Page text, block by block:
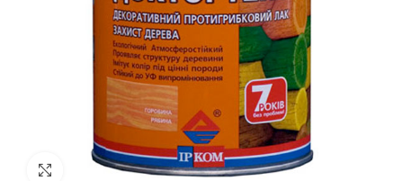
Нажмите чтобы увеличить